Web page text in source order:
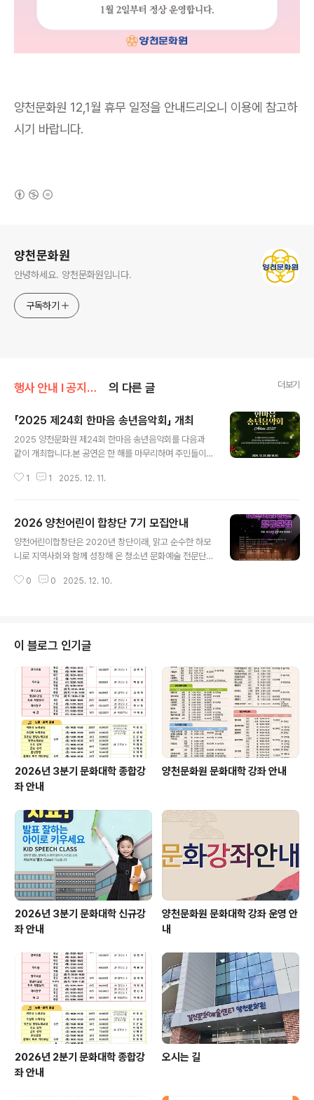
양천문화원 12,1월 휴무 일정을 안내드리오니 이용에 참고하
시기 바랍니다.
양천문화원
안녕하세요. 양천문화원입니다.
구독하기
행사 안내 Ι 공지사항/공지사항 의 다른 글 더보기
「2025 제24회 한마음 송년음악회」 개최
2025 양천문화원 제24회 한마음 송년음악회를 다음과
같이 개최합니다.본 공연은 한 해를 마무리하며 주민들이
조영구를 비롯하여 신성, 김범룡, 김양, 우순실, 조은성, 라
(화) 18:30○ 장 소 : 양천문화회관 대극장○ 출 연 : 조영
구(MC), 신성, 김범룡, 김양, 우순실, 조은성, 라클라쎄○
관 람 : 전석 선착순 무료 입장 많은 관심과 참여를 바랍니
1 1 2025. 12. 11.
2026 양천어린이 합창단 7기 모집안내
양천어린이합창단은 2020년 창단이래, 맑고 순수한 하모
니로 지역사회와 함께 성장해 온 청소년 문화예술 전문단
활동 중이며, 그동안 20회 이상의 초청·기획공연과 정기연
단은 단순한 음악활동을 넘어, 공동체 안에서 함께 성장하
는 인성예술교육 모델로 발전하고 있습니다. 2025년에는
기존 합창단 외에 ‘동요반’을 신설하여 예비 초등학생 및 저
학년 단원들이 폭넓은 음악 경험을 쌓을 수 있도록 하였으
며, 개인지도·소규모 앙상블·무대 실연 중심 교육체계를 강
화하여 어린이 공연예술단체로서의 전문성과 ..
0 0 2025. 12. 10.
이 블로그 인기글
2026년 3분기 문화대학 종합강
좌 안내
양천문화원 문화대학 강좌 안내
2026년 3분기 문화대학 신규강
좌 안내
양천문화원 문화대학 강좌 운영 안
내
2026년 2분기 문화대학 종합강
좌 안내
오시는 길